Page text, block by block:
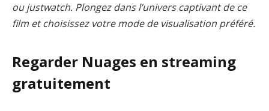
ou justwatch. Plongez dans l’univers captivant de ce
film et choisissez votre mode de visualisation préféré.
Regarder Nuages en streaming
gratuitement